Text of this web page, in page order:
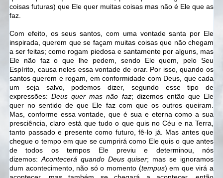
coisas futuras) que Ele quer muitas coisas mas não é Ele que as
faz.
Com efeito, os seus santos, com uma vontade santa por Ele
inspirada, querem que se façam muitas coisas que não chegam
a ser feitas; como rogam piedosa e santamente por alguns, mas
Ele não faz o que lhe pedem, sendo Ele quem, pelo Seu
Espírito, causa neles essa vontade de orar. Por isso, quando os
santos querem e rogam, em conformidade com Deus, que cada
um seja salvo, podemos dizer, segundo esse tipo de
expressões:Deus quer mas não faz; dizemos então que Ele
quer no sentido de que Ele faz com que os outros queiram.
Mas, conforme essa vontade, que é sua e eterna como a sua
presciência, claro está que tudo o que quis no Céu e na Terra,
tanto passado e presente como futuro, fê-lo já. Mas antes que
chegue o tempo em que se cumprirá como Ele quis o que antes
de todos os tempos Ele previu e determinou, nós
dizemos: Acontecerá quando Deus quiser; mas se ignoramos
dum acontecimento, não só o momento (tempus) em que virá a